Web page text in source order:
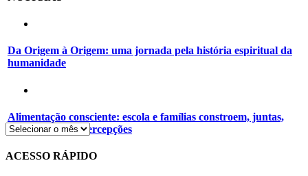
Da Origem à Origem: uma jornada pela história espiritual da
humanidade
Alimentação consciente: escola e famílias constroem, juntas,
novos hábitos e percepções
ACESSO RÁPIDO